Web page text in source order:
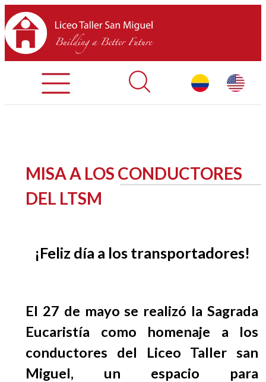
INICIO
EQUIPO
MISA A LOS CONDUCTORES
DEL LTSM
¡Feliz día a los transportadores!
El 27 de mayo se realizó la Sagrada
Eucaristía como homenaje a los
conductores del Liceo Taller san
Miguel, un espacio para